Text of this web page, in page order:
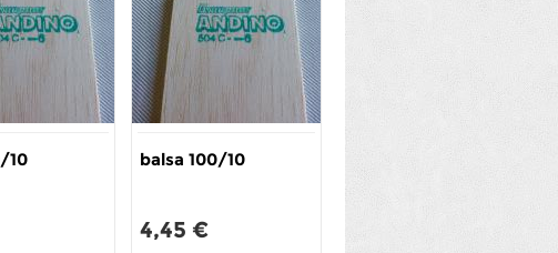
10 balsa 100/10
4,45 €